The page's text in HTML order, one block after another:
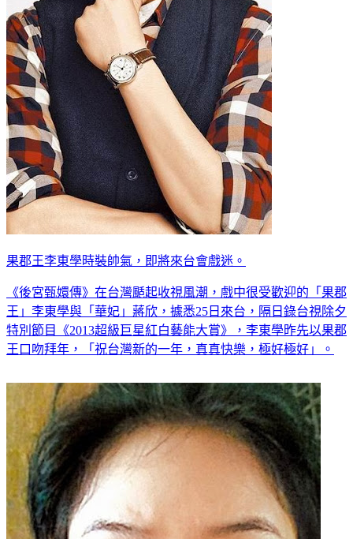
果郡王李東學時裝帥氣，即將來台會戲迷。
《後宮甄嬛傳》在台灣颳起收視風潮，戲中很受歡迎的「果郡
王」李東學與「華妃」蔣欣，據悉25日來台，隔日錄台視除夕
特別節目《2013超級巨星紅白藝能大賞》，李東學昨先以果郡
王口吻拜年，「祝台灣新的一年，真真快樂，極好極好」。